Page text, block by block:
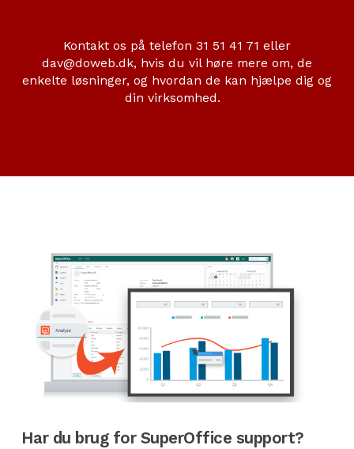
Kontakt os på telefon 31 51 41 71 eller
dav@doweb.dk, hvis du vil høre mere om, de
enkelte løsninger, og hvordan de kan hjælpe dig og
din virksomhed.
Har du brug for SuperOffice support?